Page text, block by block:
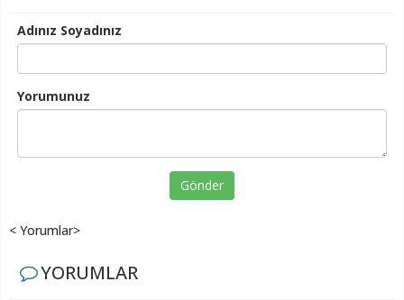
Adınız Soyadınız
Yorumunuz
Gönder
< Yorumlar>
YORUMLAR